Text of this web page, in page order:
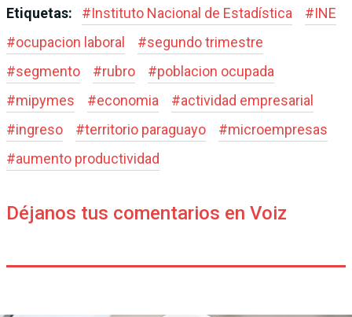
Etiquetas: #Instituto Nacional de Estadística #INE
#ocupacion laboral #segundo trimestre
#segmento #rubro #poblacion ocupada
#mipymes #economia #actividad empresarial
#ingreso #territorio paraguayo #microempresas
#aumento productividad
Déjanos tus comentarios en Voiz